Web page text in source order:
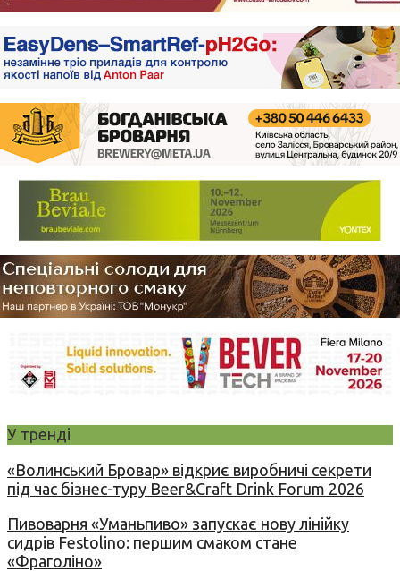
У тренді
«Волинський Бровар» відкриє виробничі секрети
під час бізнес-туру Beer&Craft Drink Forum 2026
Пивоварня «Уманьпиво» запускає нову лінійку
сидрів Festolino: першим смаком стане
«Фраголіно»